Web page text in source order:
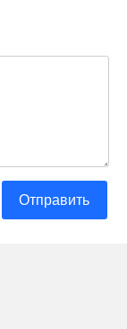
Отправить